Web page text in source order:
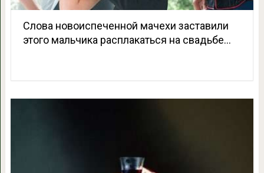
Слова новоиспеченной мачехи заставили
этого мальчика расплакаться на свадьбе…